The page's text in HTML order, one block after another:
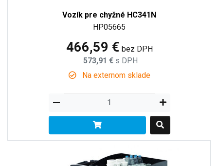
Vozík pre chyžné HC341N
HP05665
466,59 € bez DPH
573,91 € s DPH
Na externom sklade